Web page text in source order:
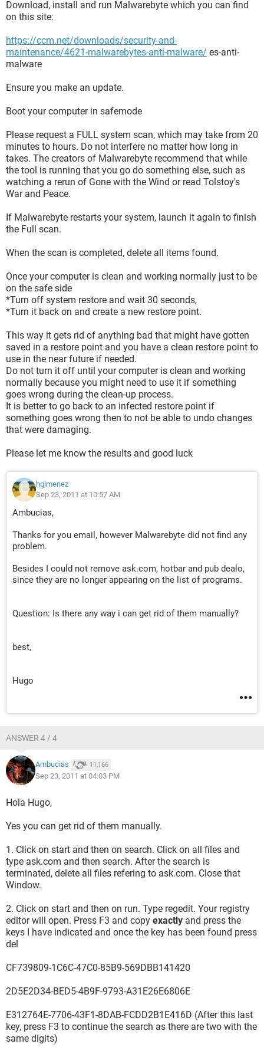
O4 - HKLM\..\Run: [Persistence]
C:\WINDOWS\system32\igfxpers.exe
programa\Archivos
comunes\InstallShield\UpdateService\isuspm.exe" -startup
O4 - HKLM\..\Run: [IgfxTray]
O4 - HKLM\..\Run: [HotKeysCmds]
O4 - HKLM\..\Run: [BDRegion] C:\Archivos de
O4 - HKLM\..\Run: [OfficeScanNT Monitor] "C:\Archivos de
programa\Trend Micro\Client Server Security
Agent\pccntmon.exe" -HideWindow
O4 - HKLM\..\Run: [Trend Micro RUBotted V2.0 Beta]
C:\Archivos de programa\Trend
Micro\RUBotted\RUBottedGUI.exe
Micro\Client Server Security
Agent\TMAS_OE\TMAS_OEMon.exe"
C:\WINDOWS\system32\ctfmon.exe
programa\Windows Live\Messenger\msnmsgr.exe"
/background
O4 - HKUS\S-1-5-19\..\Run: [CTFMON.EXE]
C:\WINDOWS\system32\CTFMON.EXE (User 'SERVICIO
O4 - HKUS\S-1-5-20\..\Run: [CTFMON.EXE]
C:\WINDOWS\system32\CTFMON.EXE (User 'Servicio de
red')
O4 - HKUS\S-1-5-21-1454471165-1425521274-725345543-
1007\..\Run: [CTFMON.EXE]
C:\WINDOWS\system32\CTFMON.EXE (User
'LogMeInRemoteUser')
O4 - HKUS\S-1-5-18\..\Run: [CTFMON.EXE]
C:\WINDOWS\system32\CTFMON.EXE (User 'SYSTEM')
C:\WINDOWS\system32\Macromed\Flash\FlashUtil10n_Act
O4 - HKUS\.DEFAULT\..\Run: [CTFMON.EXE]
C:\WINDOWS\system32\CTFMON.EXE (User 'Default user')
O4 - HKUS\.DEFAULT\..\RunOnce: [FlashPlayerUpdate]
C:\WINDOWS\system32\Macromed\Flash\FlashUtil10n_Act
O6 - HKCU\Software\Policies\Microsoft\Internet
Explorer\Control Panel present
A3C7-D9FCDDC9D600} - C:\Archivos de programa\Windows
Live\Writer\WriterBrowserExtension.dll
C:\Archivos de programa\Windows
f2ba38496583} - C:\WINDOWS\Network
O9 - Extra 'Tools' menuitem: @xpsp3res.dll,-20001 -
{e2e2dd38-d088-4134-82b7-f2ba38496583} -
O9 - Extra button: Messenger - {FB5F1910-F110-11d2-BB9E-
programa\Messenger\msmsgs.exe
{FB5F1910-F110-11d2-BB9E-00C04F795683} - C:\Archivos
de programa\Messenger\msmsgs.exe
O18 - Protocol: tmpx - {0E526CB5-7446-41D1-A403-
Micro\Client Server Security Agent\bho\1011\TmIEPlg.dll
{438755C2-A8BA-11D1-B96B-00A0C90312E1} -
O22 - SharedTaskScheduler: Demonio de caché de las
categorías de componente - {8C7461EF-2B13-11d2-BE35-
3078302C2030} - C:\WINDOWS\system32\browseui.dll
O23 - Service: Servicio del administrador de discos lógicos
C:\WINDOWS\System32\dmadmin.exe
O23 - Service: Registro de sucesos (Eventlog) - Unknown
owner - C:\WINDOWS\system32\services.exe
O23 - Service: HASP License Manager (hasplms) - Aladdin
C:\WINDOWS\system32\hasplms.exe
(ImapiService) - Unknown owner -
O23 - Service: Java Quick Starter (JavaQuickStarterService) -
Sun Microsystems, Inc. - C:\Archivos de
programa\Java\jre6\bin\jqs.exe
Download, install and run Malwarebyte which you can find
on this site:
https://ccm.net/downloads/security-and-
maintenance/4621-malwarebytes-anti-malware/ es-anti-
malware
Ensure you make an update.
Boot your computer in safemode
Please request a FULL system scan, which may take from 20
minutes to hours. Do not interfere no matter how long in
takes. The creators of Malwarebyte recommend that while
the tool is running that you go do something else, such as
watching a rerun of Gone with the Wind or read Tolstoy's
War and Peace.
If Malwarebyte restarts your system, launch it again to finish
the Full scan.
When the scan is completed, delete all items found.
Once your computer is clean and working normally just to be
on the safe side
*Turn off system restore and wait 30 seconds,
*Turn it back on and create a new restore point.
This way it gets rid of anything bad that might have gotten
saved in a restore point and you have a clean restore point to
use in the near future if needed.
Do not turn it off until your computer is clean and working
normally because you might need to use it if something
goes wrong during the clean-up process.
It is better to go back to an infected restore point if
something goes wrong then to not be able to undo changes
that were damaging.
Please let me know the results and good luck
hgimenez
Sep 23, 2011 at 10:57 AM
Ambucias,
Thanks for you email, however Malwarebyte did not find any
problem.
Besides I could not remove ask.com, hotbar and pub dealo,
since they are no longer appearing on the list of programs.
Question: Is there any way i can get rid of them manually?
best,
Hugo
ANSWER 4 / 4
Ambucias 11,166
Sep 23, 2011 at 04:03 PM
Hola Hugo,
Yes you can get rid of them manually.
1. Click on start and then on search. Click on all files and
type ask.com and then search. After the search is
terminated, delete all files refering to ask.com. Close that
Window.
2. Click on start and then on run. Type regedit. Your registry
editor will open. Press F3 and copy exactly and press the
keys I have indicated and once the key has been found press
del
CF739809-1C6C-47C0-85B9-569DBB141420
2D5E2D34-BED5-4B9F-9793-A31E26E6806E
E312764E-7706-43F1-8DAB-FCDD2B1E416D (After this last
key, press F3 to continue the search as there are two with the
same digits)